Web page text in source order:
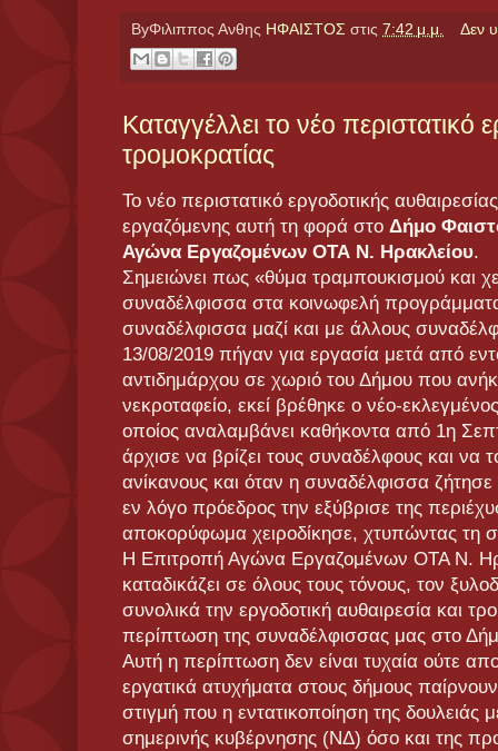
ByΦιλιππος Ανθης ΗΦΑΙΣΤΟΣ στις 7:42 μ.μ. Δεν
Καταγγέλλει το νέο περιστατικό
τρομοκρατίας
Το νέο περιστατικό εργοδοτικής
εργαζόμενης αυτή τη φορά στο Δήμο
Αγώνα Εργαζομένων ΟΤΑ Ν. Ηρακλείου.
Σημειώνει πως «θύμα τραμπουκισμού και
συναδέλφισσα στα κοινωφελή
συναδέλφισσα μαζί και με άλλους
13/08/2019 πήγαν για εργασία μετά από
αντιδημάρχου σε χωριό του Δήμου που
νεκροταφείο, εκεί βρέθηκε ο νέο-
οποίος αναλαμβάνει καθήκοντα από 1η
άρχισε να βρίζει τους συναδέλφους και να
ανίκανους και όταν η συναδέλφισσα
εν λόγο πρόεδρος την εξύβρισε της
αποκορύφωμα χειροδίκησε, χτυπώντας τη
Η Επιτροπή Αγώνα Εργαζομένων ΟΤΑ Ν.
καταδικάζει σε όλους τους τόνους, τον
συνολικά την εργοδοτική αυθαιρεσία και
περίπτωση της συναδέλφισσας μας στο
Αυτή η περίπτωση δεν είναι τυχαία ούτε
εργατικά ατυχήματα στους δήμους
στιγμή που η εντατικοποίηση της δουλειάς
σημερινής κυβέρνησης (ΝΔ) όσο και της